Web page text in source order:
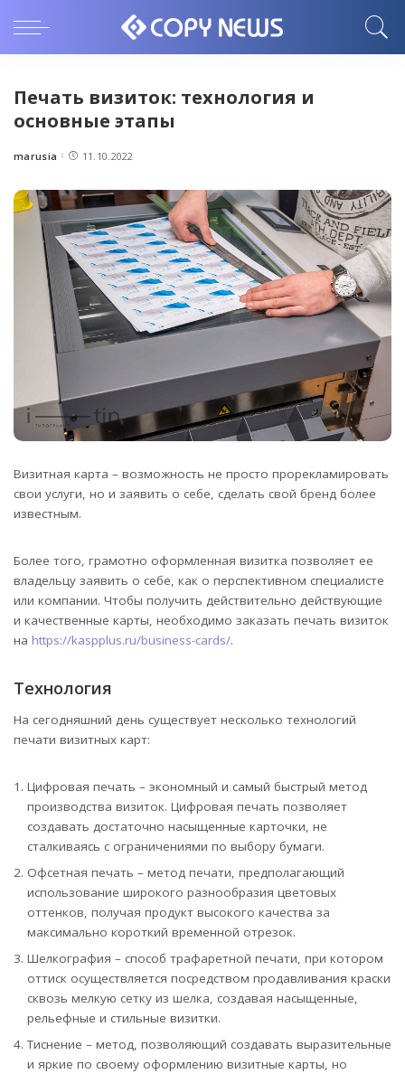
Печать визиток: технология и
основные этапы
Posted
marusia 11.10.2022
Визитная карта – возможность не просто прорекламировать
свои услуги, но и заявить о себе, сделать свой бренд более
известным.
Более того, грамотно оформленная визитка позволяет ее
владельцу заявить о себе, как о перспективном специалисте
или компании. Чтобы получить действительно действующие
и качественные карты, необходимо заказать печать визиток
на https://kaspplus.ru/business-cards/.
Технология
На сегодняшний день существует несколько технологий
печати визитных карт:
Цифровая печать – экономный и самый быстрый метод
производства визиток. Цифровая печать позволяет
создавать достаточно насыщенные карточки, не
сталкиваясь с ограничениями по выбору бумаги.
Офсетная печать – метод печати, предполагающий
использование широкого разнообразия цветовых
оттенков, получая продукт высокого качества за
максимально короткий временной отрезок.
Шелкография – способ трафаретной печати, при котором
оттиск осуществляется посредством продавливания краски
сквозь мелкую сетку из шелка, создавая насыщенные,
рельефные и стильные визитки.
Тиснение – метод, позволяющий создавать выразительные
и яркие по своему оформлению визитные карты, но